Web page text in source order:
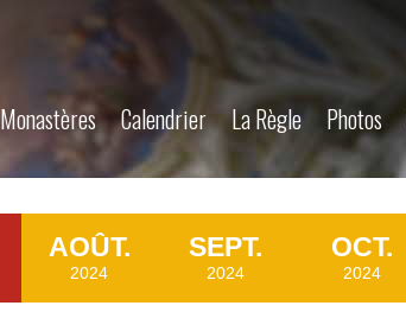
Monastères Calendrier La Règle Photos
AOÛT.
2024
SEPT.
2024
OCT.
2024